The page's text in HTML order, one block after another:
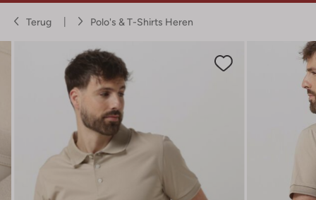
Terug Polo's & T-Shirts Heren